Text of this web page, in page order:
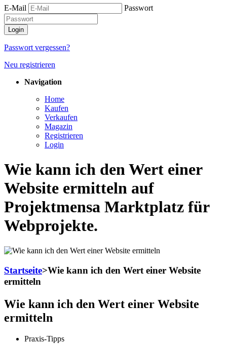
E-Mail Passwort
Passwort vergessen?
Neu registrieren
Navigation
Home
Kaufen
Verkaufen
Magazin
Registrieren
Login
Wie kann ich den Wert einer
Website ermitteln auf
Projektmensa Marktplatz für
Webprojekte.
Startseite>Wie kann ich den Wert einer Website
ermitteln
Wie kann ich den Wert einer Website
ermitteln
Praxis-Tipps